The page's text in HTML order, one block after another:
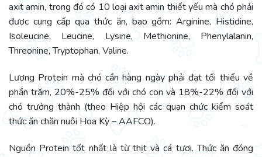
axit amin, trong đó có 10 loại axit amin thiết yếu mà chó phải
được cung cấp qua thức ăn, bao gồm: Arginine, Histidine,
Isoleucine, Leucine, Lysine, Methionine, Phenylalanin,
Threonine, Tryptophan, Valine.
Lượng Protein mà chó cần hàng ngày phải đạt tối thiểu về
phần trăm, 20%-25% đối với chó con và 18%-22% đối với
chó trưởng thành (theo Hiệp hội các quan chức kiểm soát
thức ăn chăn nuôi Hoa Kỳ – AAFCO).
Nguồn Protein tốt nhất là từ thịt và cá tươi. Thức ăn đóng